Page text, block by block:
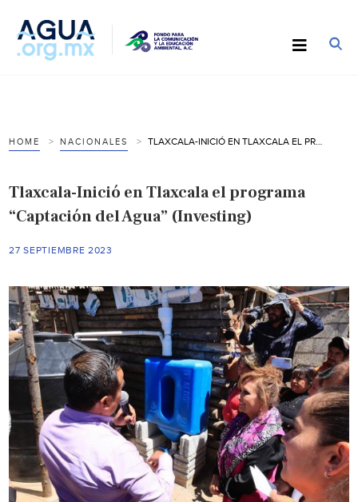
HOME NACIONALES
Tlaxcala-Inició en Tlaxcala el programa
“Captación del Agua” (Investing)
27 SEPTIEMBRE 2023